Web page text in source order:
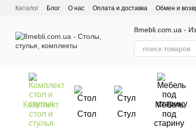
Перейти к основному контенту
Каталог Блог О нас Оплата и доставка Обмен и
8mebli.com.ua -
Комплект
стол и
стулья
Стол Стул
Мебель
под
старину